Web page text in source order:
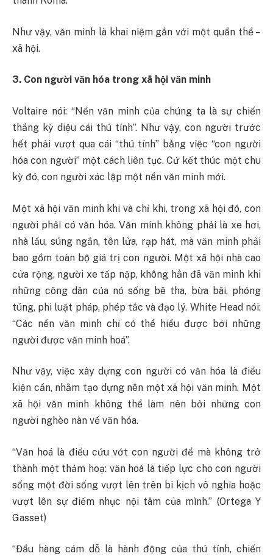
Như vậy, văn minh là khai niệm gắn với một quần thể –
xã hội.
3. Con người văn hóa trong xã hội văn minh
Voltaire nói: “Nền văn minh của chúng ta là sự chiến
thắng kỳ diệu cái thú tính”. Như vậy, con người trước
hết phải vượt qua cái “thú tính” bằng việc “con người
hóa con người” một cách liên tục. Cứ kết thúc một chu
kỳ đó, con người xác lập một nền văn minh mới.
Một xã hội văn minh khi và chỉ khi, trong xã hội đó, con
người phải có văn hóa. Văn minh không phải là xe hơi,
nhà lầu, súng ngắn, tên lửa, rạp hát, mà văn minh phải
bao gồm toàn bộ giá trị con người. Một xã hội nhà cao
cửa rộng, người xe tấp nập, không hẳn đã văn minh khi
những công dân của nó sống bê tha, bừa bãi, phóng
túng, phi luật pháp, phép tắc và đạo lý. White Head nói:
“Các nền văn minh chỉ có thể hiểu được bởi những
người được văn minh hoá”.
Như vậy, việc xây dựng con người có văn hóa là điều
kiện cần, nhằm tạo dựng nên một xã hội văn minh. Một
xã hội văn minh không thể làm nên bởi những con
người nghèo nàn về văn hóa.
“Văn hoá là điều cứu vớt con người để mà không trở
thành một thảm hoạ: văn hoá là tiếp lực cho con người
sống một đời sống vượt lên trên bi kịch vô nghĩa hoặc
vượt lên sự điếm nhục nội tâm của mình.” (Ortega Y
Gasset)
“Đầu hàng cám dỗ là hành động của thú tính, chiến